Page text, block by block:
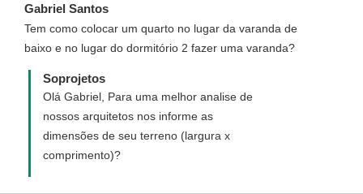
personalizado que são projetos novos
elaborados de acordo co mo desejado.
Gabriel Santos
Tem como colocar um quarto no lugar da varanda de
baixo e no lugar do dormitório 2 fazer uma varanda?
Soprojetos
Olá Gabriel, Para uma melhor analise de
nossos arquitetos nos informe as
dimensões de seu terreno (largura x
comprimento)?